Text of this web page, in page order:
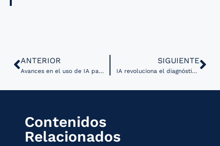
ANTERIOR
Avances en el uso de IA para mejorar la precisión en imágenes médicas del hígado
SIGUIENTE
IA revoluciona el diagnóstico de sinusitis odontogénica en radiografías dentales
Contenidos
Relacionados